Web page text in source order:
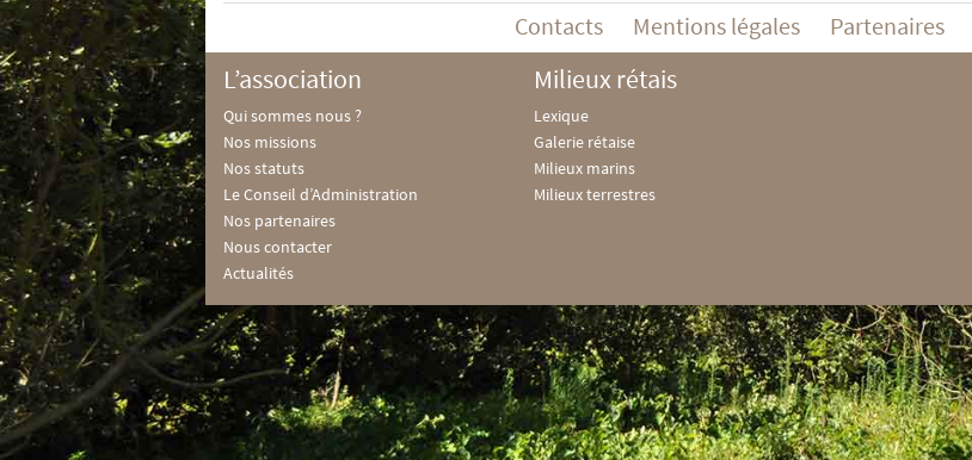
Contacts Mentions légales Partenaires
L’association
Qui sommes nous ?
Nos missions
Nos statuts
Le Conseil d’Administration
Nos partenaires
Nous contacter
Actualités
Milieux rétais
Lexique
Galerie rétaise
Milieux marins
Milieux terrestres